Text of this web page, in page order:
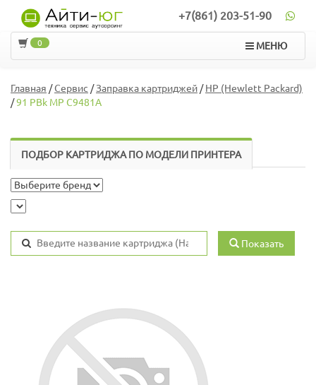
+7(861) 203-51-90
МЕНЮ
0
Главная /Сервис /Заправка картриджей/HP (Hewlett Packard)
/91 PBk MP C9481A
ПОДБОР КАРТРИДЖА ПО МОДЕЛИ ПРИНТЕРА
Показать